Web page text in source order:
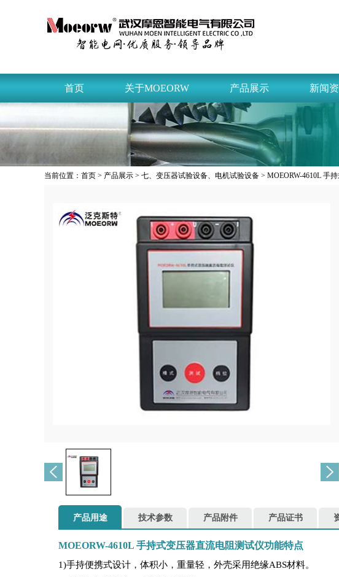
首页 关于MOEORW 产品展示 新闻
当前位置： 首页 > 产品展示 > 七、变压器试验设备、电机试验设备 > MOEORW-4610L 手
产品用途 技术参数 产品附件 产品证书
MOEORW-4610L 手持式变压器直流电阻测试仪功能特点
1)手持便携式设计，体积小，重量轻，外壳采用绝缘ABS材料。